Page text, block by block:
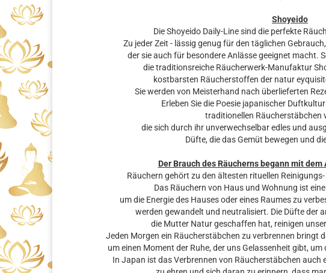
Shoyeido
Die Shoyeido Daily-Line sind die perfekte
Zu jeder Zeit - lässig genug für den täglichen
der sie auch für besondere Anlässe geeignet macht.
die traditionsreiche Räucherwerk-Manufaktur
kostbarsten Räucherstoffen der natur
Sie werden von Meisterhand nach überlieferten
Erleben Sie die Poesie japanischer
traditionellen Räucherstäbchen
die sich durch ihr unverwechselbar edles und
Düfte, die das Gemüt bewegen und
Der Brauch des Räucherns begann mit
Räuchern gehört zu den ältesten rituellen
Das Räuchern von Haus und Wohnung ist
um die Energie des Hauses oder eines Raumes zu
werden gewandelt und neutralisiert. Die Düfte der
die Mutter Natur geschaffen hat, reinigen
Jeden Morgen ein Räucherstäbchen zu verbrennen bringt
um einen Moment der Ruhe, der uns Gelassenheit gibt,
In Japan ist das Verbrennen von Räucherstäbchen auch